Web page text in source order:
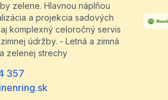
zelene. Hlavnou náplňou
a projekcia sadových
komplexný celoročný servis
údržby. - Letná a zimná
zelenej strechy
357